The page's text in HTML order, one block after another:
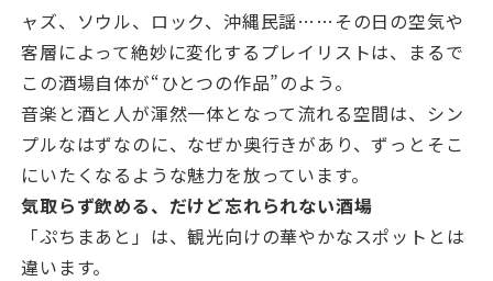
ャズ、ソウル、ロック、沖縄民謡……その日の空気や
客層によって絶妙に変化するプレイリストは、まるで
この酒場自体が“ひとつの作品”のよう。
音楽と酒と人が渾然一体となって流れる空間は、シン
プルなはずなのに、なぜか奥行きがあり、ずっとそこ
にいたくなるような魅力を放っています。
気取らず飲める、だけど忘れられない酒場
「ぷちまあと」は、観光向けの華やかなスポットとは
違います。